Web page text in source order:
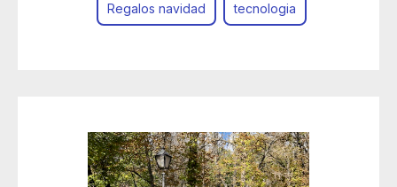
Regalos navidad tecnologia